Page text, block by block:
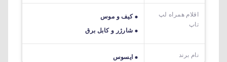
اقلام همراه لپ
تاپ
کیف و موس
شارژر و کابل برق
نام برند ایسوس